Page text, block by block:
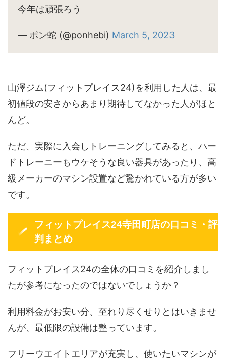
今年は頑張ろう
— ポン蛇 (@ponhebi) March 5, 2023
山澤ジム(フィットプレイス24)を利用した人は、最
初値段の安さからあまり期待してなかった人がほと
んど。
ただ、実際に入会しトレーニングしてみると、ハー
ドトレーニーもウケそうな良い器具があったり、高
級メーカーのマシン設置など驚かれている方が多い
です。
フィットプレイス24寺田町店の口コミ・評
判まとめ
フィットプレイス24の全体の口コミを紹介しまし
たが参考になったのではないでしょうか？
利用料金がお安い分、至れり尽くせりとはいきませ
んが、最低限の設備は整っています。
フリーウエイトエリアが充実し、使いたいマシンが